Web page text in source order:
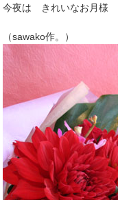
今夜は きれいなお月様
（sawako作。）